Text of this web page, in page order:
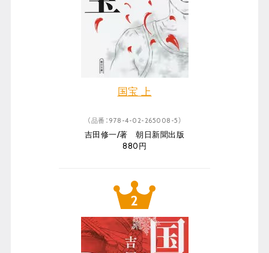
国宝 上
（品番：978-4-02-265008-5）
吉田修一/著 朝日新聞出版
880円